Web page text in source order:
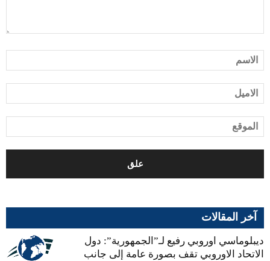
آخر المقالات
ديبلوماسي اوروبي رفيع لـ”الجمهورية”: دول
الاتحاد الاوروبي تقف بصورة عامة إلى جانب